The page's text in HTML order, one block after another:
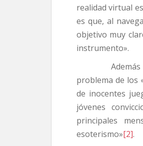
realidad virtual
es que, al
objetivo muy
instrumento».
Además de
problema de los
de inocentes
jóvenes
principales
esoterismo»[2].